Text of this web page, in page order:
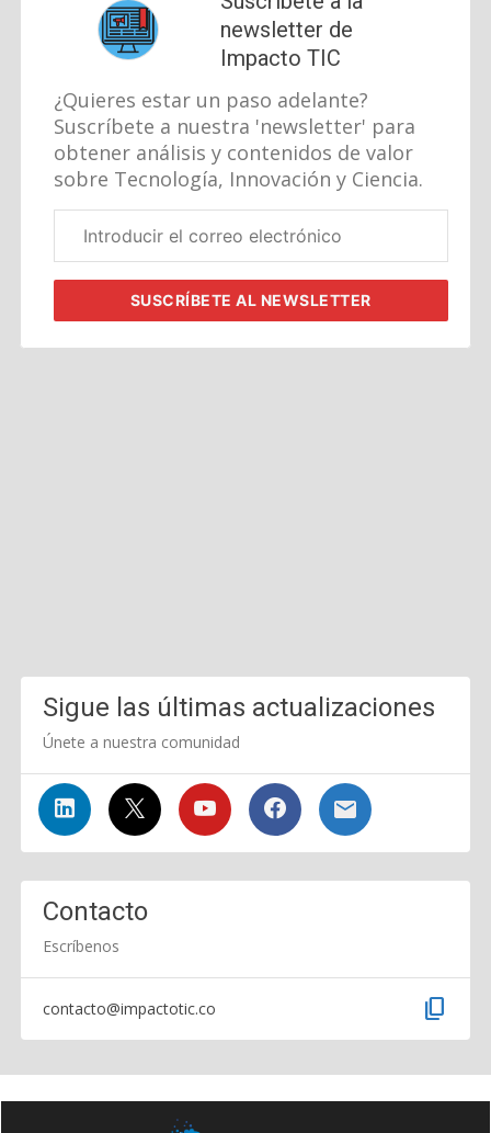
newsletter de
Impacto TIC
¿Quieres estar un paso adelante?
Suscríbete a nuestra 'newsletter' para
obtener análisis y contenidos de valor
sobre Tecnología, Innovación y Ciencia.
electrónico
SUSCRÍBETEAL NEWSLETTER
Sigue las últimas actualizaciones
Únete a nuestra comunidad
Contacto
Escríbenos
contacto@impactotic.co content_copy